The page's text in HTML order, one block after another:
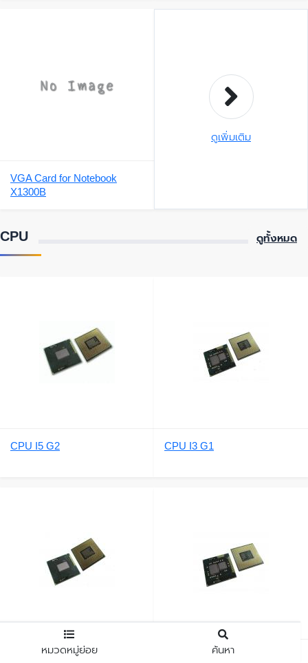
หมวดหมู่ย่อย ค้นหา
VGA Card for Notebook
X1300B
ดูเพิ่มเติม
CPU ดูทั้งหมด
CPU I5 G2 CPU I3 G1
CPU I3 G2 CPU I5 G1